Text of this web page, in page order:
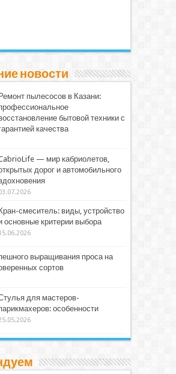
новости
Ремонт пылесосов в Казани:
бытовой техники с
качества
— мир кабриолетов,
дорог и автомобильного
Кран-смеситель: виды, устройство
основные критерии выбора
выращивания проса на
сортов
для мастеров-
особенности